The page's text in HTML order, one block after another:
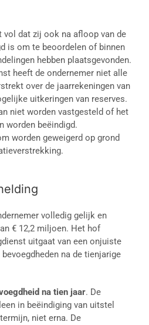
vol dat zij ook na afloop van de
is om te beoordelen of binnen
hebben plaatsgevonden.
heeft de ondernemer niet alle
over de jaarrekeningen van
uitkeringen van reserves.
niet worden vastgesteld of het
worden beëindigd.
worden geweigerd op grond
volledig gelijk en
€ 12,2 miljoen. Het hof
uitgaat van een onjuiste
na de tienjarige
na tien jaar. De
in beëindiging van uitstel
niet erna. De